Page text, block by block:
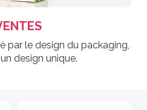
par le design du packaging,
design unique.